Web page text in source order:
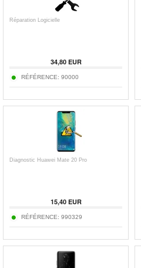
Réparation Logicielle
34,80 EUR
RÉFÉRENCE: 90000
Diagnostic Huawei Mate 20 Pro
15,40 EUR
RÉFÉRENCE: 990329